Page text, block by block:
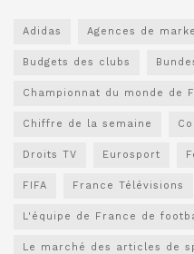
Adidas Agences de
Budgets des clubs
Championnat du monde de
Chiffre de la semaine
Droits TV Eurosport
FIFA France Télévisions
L'équipe de France de
Le marché des articles de